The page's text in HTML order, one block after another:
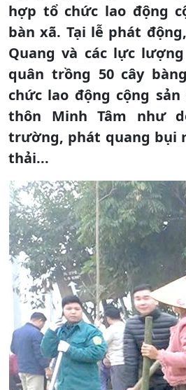
hợp tổ chức lao động
bàn xã. Tại lễ phát
Quang và các lực
quân trồng 50 cây
chức lao động cộng
thôn Minh Tâm như
trường, phát quang bụi
thải...